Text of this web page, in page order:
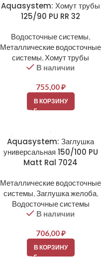
Aquasystem: Хомут трубы
125/90 PU RR 32
Водосточные системы,
Металлические водосточные
системы, Хомут трубы
В наличии
755,00₽
В КОРЗИНУ
Aquasystem: Заглушка
универсальная 150/100 PU
Matt Ral 7024
Металлические водосточные
системы,Заглушка желоба,
Водосточные системы
В наличии
706,00₽
В КОРЗИНУ